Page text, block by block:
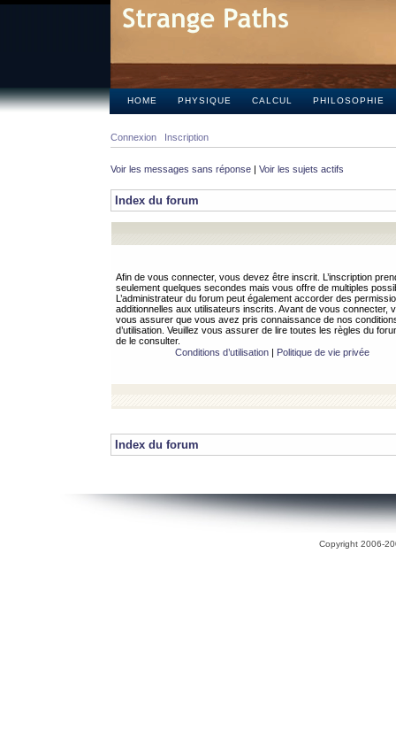
HOME PHYSIQUE CALCUL PHILOSOPHIE
Connexion Inscription
Voir les messages sans réponse | Voir les sujets actifs
Index du forum
Afin de vous connecter, vous devez être inscrit. L’inscription
seulement quelques secondes mais vous offre de multiples
L’administrateur du forum peut également accorder des
additionnelles aux utilisateurs inscrits. Avant de vous connecter,
vous assurer que vous avez pris connaissance de nos
d’utilisation. Veuillez vous assurer de lire toutes les règles du
de le consulter.
Conditions d’utilisation| Politique de vie privée
Index du forum
Copyright 2006-